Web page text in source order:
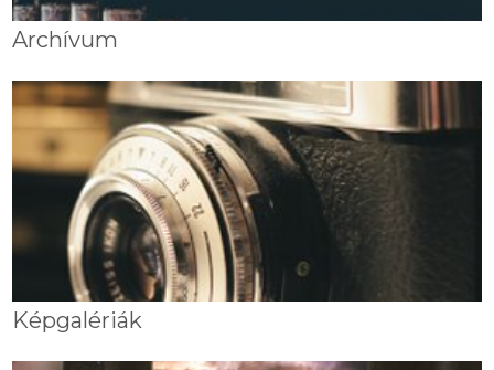
Archívum
Képgalériák